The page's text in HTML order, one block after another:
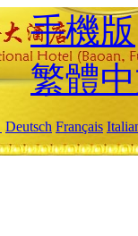
手機版
繁體
Deutsch Français